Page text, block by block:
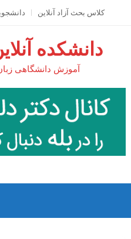
کلاس بحث آزاد آنلاين
دانشکده
آموزش دانشگاهی